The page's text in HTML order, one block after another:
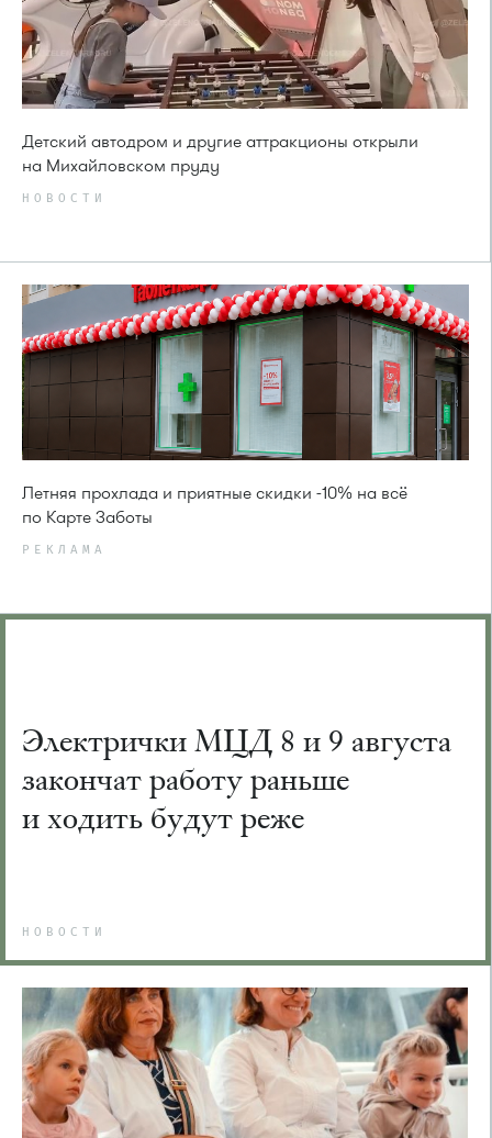
Детский автодром и другие аттракционы открыли
на Михайловском пруду
НОВОСТИ
Летняя прохлада и приятные скидки -10% на всё
по Карте Заботы
РЕКЛАМА
Электрички МЦД 8 и 9 августа
закончат работу раньше
и ходить будут реже
НОВОСТИ